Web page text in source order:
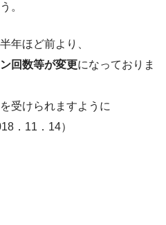
。
年ほど前より、
回数等が変更になっておりま
受けられますように
．11．14）